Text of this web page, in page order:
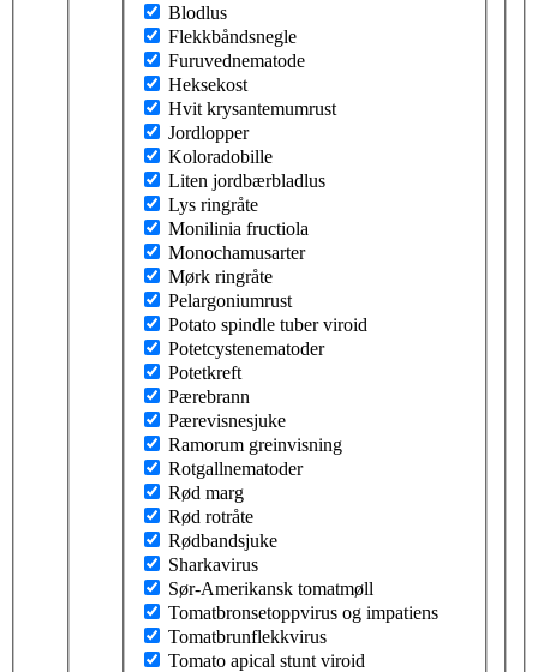
Blodlus
Flekkbåndsnegle
Furuvednematode
Heksekost
Hvit krysantemumrust
Jordlopper
Koloradobille
Liten jordbærbladlus
Lys ringråte
Monilinia fructiola
Monochamusarter
Mørk ringråte
Pelargoniumrust
Potato spindle tuber viroid
Potetcystenematoder
Potetkreft
Pærebrann
Pærevisnesjuke
Ramorum greinvisning
Rotgallnematoder
Rød marg
Rød rotråte
Rødbandsjuke
Sharkavirus
Sør-Amerikansk tomatmøll
Tomatbronsetoppvirus og impatiens
Tomatbrunflekkvirus
Tomato apical stunt viroid